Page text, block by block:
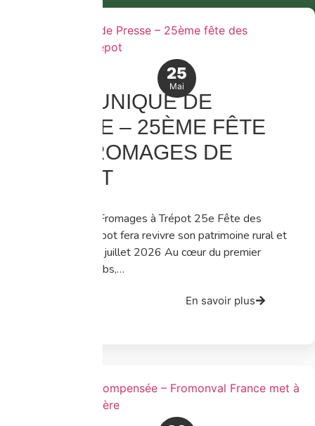
25
Mai
COMMUNIQUÉ DE
PRESSE – 25ÈME FÊTE
DES FROMAGES DE
TRÉPOT
25e Fête des Fromages à Trépot 25e Fête des
Fromages : Trépot fera revivre son patrimoine rural et
fromager le 12 juillet 2026 Au cœur du premier
plateau du Doubs,…
En savoir plus